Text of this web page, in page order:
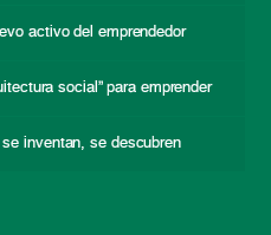
activo del emprendedor
social” para emprender
inventan, se descubren